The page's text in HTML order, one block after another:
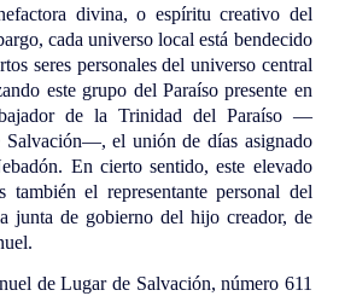
divina, o espíritu creativo del
cada universo local está bendecido
seres personales del universo central
este grupo del Paraíso presente en
de la Trinidad del Paraíso —
Salvación—, el unión de días asignado
En cierto sentido, este elevado
el representante personal del
junta de gobierno del hijo creador, de
de Lugar de Salvación, número 611